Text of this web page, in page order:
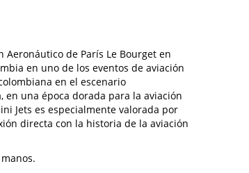
Aeronáutico de París Le Bourget en
en uno de los eventos de aviación
en el escenario
una época dorada para la aviación
Jets es especialmente valorada por
directa con la historia de la aviación